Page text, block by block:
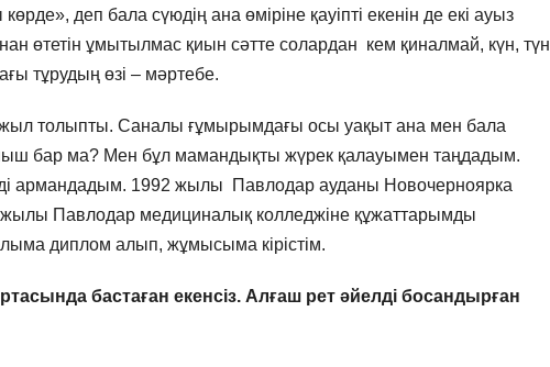
деп бала сүюдің ана өміріне қауіпті екенін де екі ауыз
өтетін ұмытылмас қиын сәтте солардан кем қиналмай, күн, түн
тұрудың өзі – мәртебе.
жыл толыпты. Саналы ғұмырымдағы осы уақыт ана мен бала
бар ма? Мен бұл мамандықты жүрек қалауымен таңдадым.
армандадым. 1992 жылы Павлодар ауданы Новочерноярка
Павлодар медициналық колледжіне құжаттарымды
диплом алып, жұмысыма кірістім.
бастаған екенсіз. Алғаш рет әйелді босандырған